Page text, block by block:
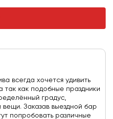
всегда хочется удивить
как подобные праздники
градус,
Заказав выездной бар
попробовать различные